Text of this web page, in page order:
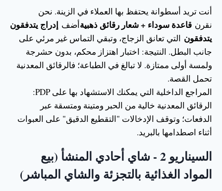
أنت تريد أسطوانة يحتفظ بها العملاء في الزينة. نحن
نقرن قاعدة سوداء + شعار رقائق ذهبيةأضف إدراج يتدفقون
يتدفقون التي تعانق الزجاج، وتبقي التماس غير مرئي على
جانب البطل. النتيجة: اختبار اهتزاز محكم، بدون حشرجة
ولمسة أولى ممتازة. لا تبالغ في الطباعة؛ فالرقائق المعدنية
تحمل القصة.
المراجع الداخلية التي يمكنك الاستشهاد بها على PDP:
الرقائق المعدنية خالية من الحبر ومتينة ومتسقة عبر
الدفعات؛ وتوقف الإدخالات "التقطيع الدقيق" على العبوات
أثناء اصطدامها بالبريد.
السيناريو 2 - شاي أحادي المنشأ (بيع
المواد الغذائية بالتجزئة والشاي المباشر)